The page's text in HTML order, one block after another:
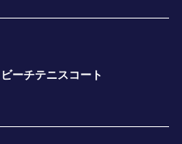
ビーチテニスコート